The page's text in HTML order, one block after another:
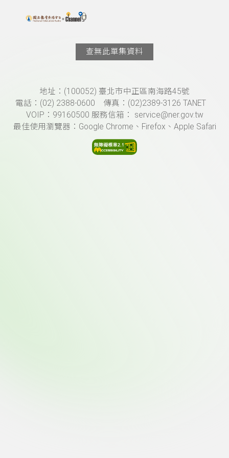
上方功能區塊
搜尋關鍵字：可輸入節目名稱、主持人或關鍵字
查無此單集資料
頁尾資訊地址：(100052) 臺北市中正區南海路45號
電話：(02) 2388-0600 傳真：(02)2389-3126 TANET
VOIP：99160500 服務信箱： service@ner.gov.tw
最佳使用瀏覽器：Google Chrome、Firefox、Apple Safari